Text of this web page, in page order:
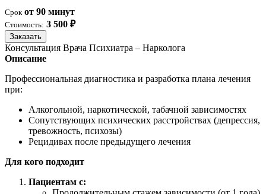
Срок от 90 минут
Стоимость: 3 500 ₽
Заказать
Консультация Врача Психиатра – Нарколога
Описание
Профессиональная диагностика и разработка плана лечения
при:
Алкогольной, наркотической, табачной зависимостях
Сопутствующих психических расстройствах (депрессия,
тревожность, психозы)
Рецидивах после предыдущего лечения
Для кого подходит
Пациентам с: